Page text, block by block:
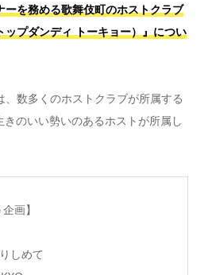
ーを務める歌舞伎町のホストクラブ
ップダンディ トーキョー）』につい
、数多くのホストクラブが所属する
きのいい勢いのあるホストが所属し
画】
しめて